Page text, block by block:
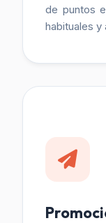
de puntos
habituales y